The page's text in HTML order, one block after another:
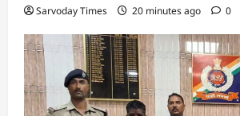
Sarvoday Times 20 minutes ago 0